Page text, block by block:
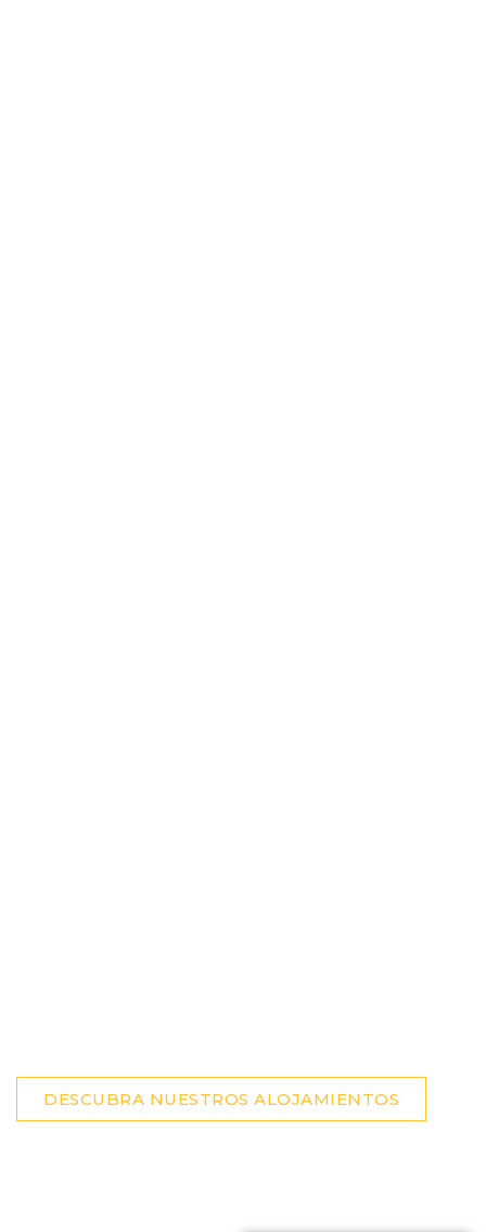
DESCUBRA NUESTROS ALOJAMIENTOS